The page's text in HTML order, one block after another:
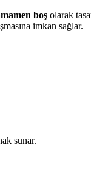
boş olarak
imkan sağlar.
sunar.